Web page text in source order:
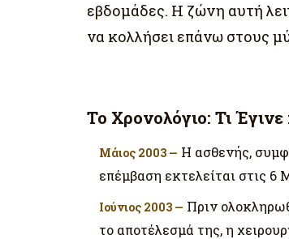
εβδομάδες. Η ζώνη αυτή
να κολλήσει επάνω στους
Το Χρονολόγιο: Τι
Μάιος 2003 — Η ασθενής,
επέμβαση εκτελείται στις 6
Ιούνιος 2003 — Πριν
το αποτέλεσμά της, η